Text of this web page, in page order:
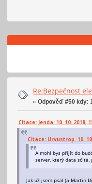
Re:Bezpečnost
« Odpověď #50 kdy:
Citace: Jenda 10. 10. 2018,
Citace: Urvustrop 10.
A mohl bys přijít do
server, který data sčítá,
Jak už jsem psal (a Martin